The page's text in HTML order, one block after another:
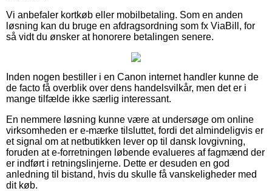
Vi anbefaler kortkøb eller mobilbetaling. Som en anden
løsning kan du bruge en afdragsordning som fx ViaBill, for
så vidt du ønsker at honorere betalingen senere.
Inden nogen bestiller i en Canon internet handler kunne de
de facto få overblik over dens handelsvilkår, men det er i
mange tilfælde ikke særlig interessant.
En nemmere løsning kunne være at undersøge om online
virksomheden er e-mærke tilsluttet, fordi det almindeligvis er
et signal om at netbutikken lever op til dansk lovgivning,
foruden at e-forretningen løbende evalueres af fagmænd der
er indført i retningslinjerne. Dette er desuden en god
anledning til bistand, hvis du skulle få vanskeligheder med
dit køb.